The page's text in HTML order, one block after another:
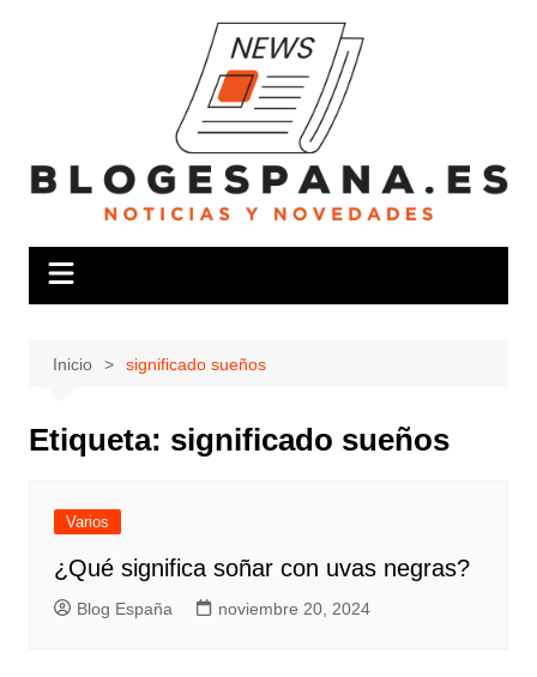
Inicio significado sueños
Etiqueta: significado sueños
Varios
¿Qué significa soñar con uvas negras?
Blog España noviembre 20, 2024